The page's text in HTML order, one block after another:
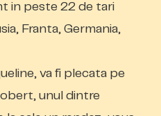
in peste 22 de tari
Franta, Germania,
va fi plecata pe
unul dintre